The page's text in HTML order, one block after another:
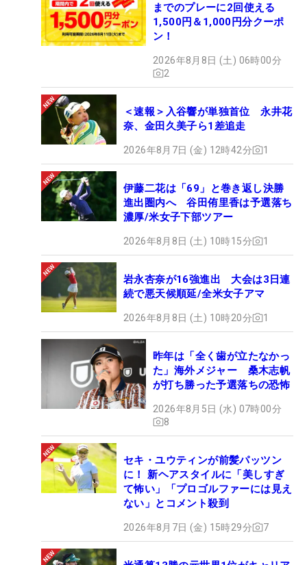
までのプレーに2回使える
1,500円＆1,000円分クーポ
ン！
2026年8月8日 (土) 06時00分
2
＜速報＞入谷響が単独首位 永井花
奈、金田久美子ら1差追走
2026年8月7日 (金) 12時42分 1
伊藤二花は「69」と巻き返し決勝
進出圏内へ 谷田侑里香は予選落ち
濃厚/米女子下部ツアー
2026年8月8日 (土) 10時15分 1
岩永杏奈が16強進出 大会は3日連
続で悪天候順延/全米女子アマ
2026年8月8日 (土) 10時20分 1
昨年は「全く歯が立たなかっ
た」海外メジャー 桑木志帆
が打ち勝った予選落ちの恐怖
2026年8月5日 (水) 07時00分
8
セキ・ユウティンが前髪パッツン
に！ 新ヘアスタイルに「美しすぎ
て怖い」「プロゴルファーには見え
ない」とコメント殺到
2026年8月7日 (金) 15時29分 7